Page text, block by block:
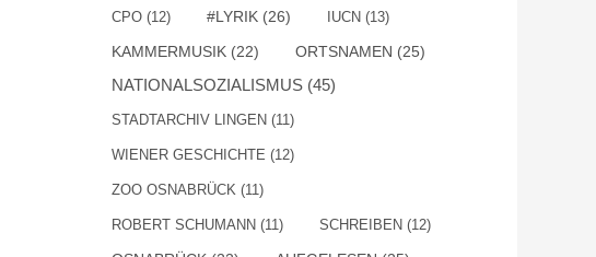
CPO (12) #LYRIK (26) IUCN (13)
KAMMERMUSIK (22) ORTSNAMEN (25)
NATIONALSOZIALISMUS (45)
STADTARCHIV LINGEN (11)
WIENER GESCHICHTE (12)
ZOO OSNABRÜCK (11)
ROBERT SCHUMANN (11) SCHREIBEN (12)